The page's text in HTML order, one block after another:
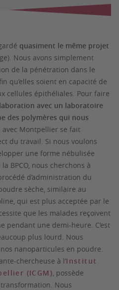
quasiment le même projet
Nous avons simplement
de la pénétration dans le
qu’elles soient en capacité de
cellules épithéliales. Pour faire
avec un laboratoire
des polymères qui nous
avec Montpellier se fait
du travail. Si nous voulons
une forme nébulisée
BPCO, nous cherchons à
d’administration du
sèche, similaire au
qui est plus acceptée par le
que les malades reçoivent
pendant une demi-heure. C’est
plus lourd. Nous
nanoparticules en poudre.
chercheuse à l’Institut
(ICGM), possède
Nous